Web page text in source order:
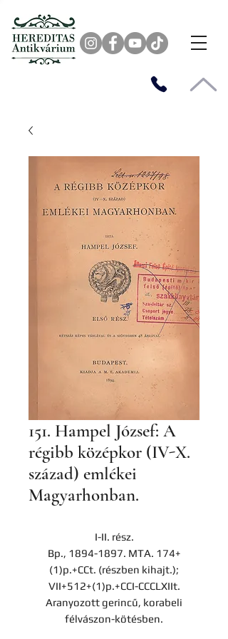
151. Hampel József: A
régibb középkor (IV-X.
század) emlékei
Magyarhonban.
I-II. rész.
Bp., 1894-1897. MTA. 174+
(1)p.+CCt. (részben kihajt.);
VII+512+(1)p.+CCI-CCCLXIIt.
Aranyozott gerincű, korabeli
félvászon-kötésben.